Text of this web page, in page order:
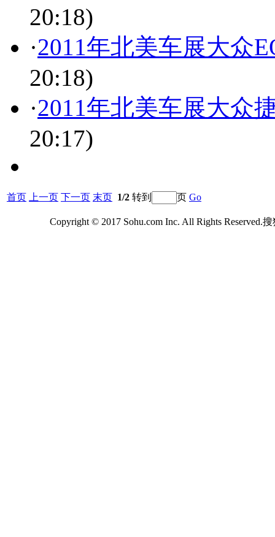
20:18)
·2011年北美车展大众
20:18)
·2011年北美车展大众
20:17)
首页 上一页 下一页 末页 1/2 转到 页 Go
Copyright © 2017 Sohu.com Inc. All Rights Reserved.